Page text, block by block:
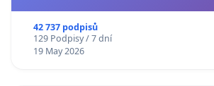
42 737 podpisů
129 Podpisy / 7 dní
19 May 2026